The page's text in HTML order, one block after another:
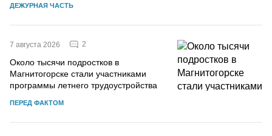
ДЕЖУРНАЯ ЧАСТЬ
7 августа 2026 2
Около тысячи подростков в
Магнитогорске стали участниками
программы летнего трудоустройства
ПЕРЕД ФАКТОМ